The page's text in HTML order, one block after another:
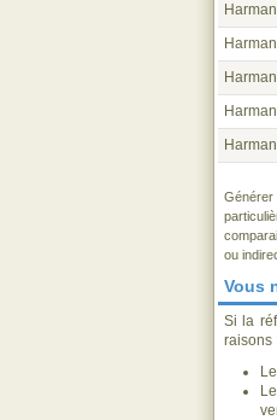
ou
Vous
Si la
raisons